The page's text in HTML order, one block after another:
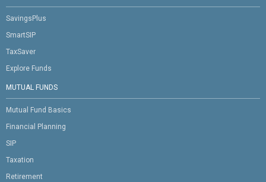
SavingsPlus
SmartSIP
TaxSaver
Explore Funds
MUTUAL FUNDS
Mutual Fund Basics
Financial Planning
SIP
Taxation
Retirement